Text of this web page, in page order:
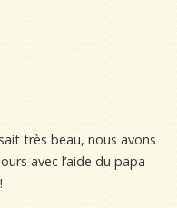
très beau, nous avons
avec l’aide du papa